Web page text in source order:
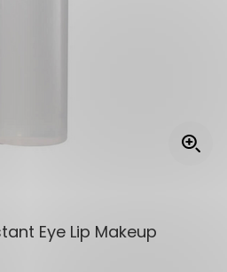
Eye Lip Makeup